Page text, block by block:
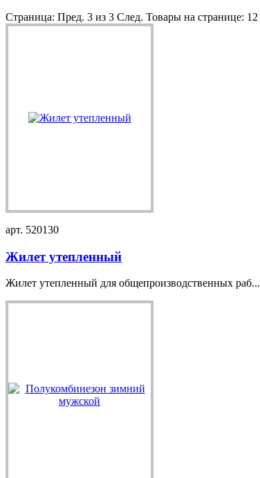
Страница: Пред. 3 из 3 След. Товары на странице: 12
арт. 520130
Жилет утепленный
Жилет утепленный для общепроизводственных раб...